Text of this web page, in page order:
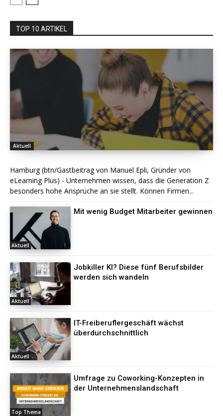
TOP 10 ARTIKEL
Aktuell
Hamburg (btn/Gastbeitrag von Manuel Epli, Gründer von
eLearning Plus) - Unternehmen wissen, dass die Generation Z
besonders hohe Ansprüche an sie stellt. Können Firmen...
Aktuell
Mit wenig Budget Mitarbeiter gewinnen
Aktuell
Jobkiller KI? Diese fünf Berufsbilder
werden sich wandeln
Aktuell
IT-Freiberuflergeschäft wächst
überdurchschnittlich
Top Thema
Umfrage zu Coworking-Konzepten in
der Unternehmenslandschaft